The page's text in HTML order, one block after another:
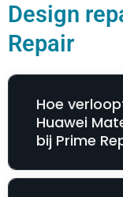
Design
Repair
Hoe
Huawei
bij Prime